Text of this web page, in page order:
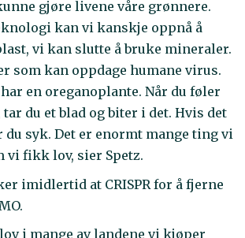
gjøre livene våre grønnere.
kan vi kanskje oppnå å
vi kan slutte å bruke mineraler.
som kan oppdage humane virus.
en oreganoplante. Når du føler
tar du et blad og biter i det. Hvis det
du syk. Det er enormt mange ting vi
vi fikk lov, sier Spetz.
imidlertid at CRISPR for å fjerne
i mange av landene vi kjøper